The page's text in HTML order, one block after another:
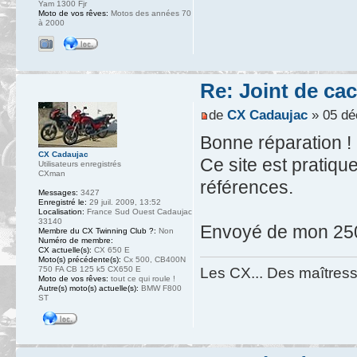
Yam 1300 Fjr
Moto de vos rêves: Motos des années 70
à 2000
Re: Joint de
de CX Cadaujac» 05
Bonne réparation !
Ce site est
références.
Envoyé de mon
Les CX... Des
CX Cadaujac
Utilisateurs enregistrés
CXman
Messages: 3427
Enregistré le: 29 juil. 2009, 13:52
Localisation: France Sud Ouest Cadaujac
33140
Membre du CX Twinning Club ?: Non
Numéro de membre:
CX actuelle(s): CX 650 E
Moto(s) précédente(s): Cx 500, CB400N
750 FA CB 125 k5 CX650 E
Moto de vos rêves: tout ce qui roule !
Autre(s) moto(s) actuelle(s): BMW F800
ST